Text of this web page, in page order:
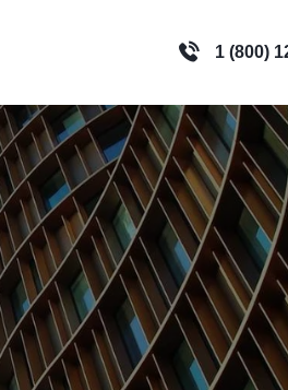
1 (800)